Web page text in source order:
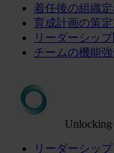
着任後の組織
育成計画の策定
リーダーシッ
チームの機能
Unlocking
リーダーシッ